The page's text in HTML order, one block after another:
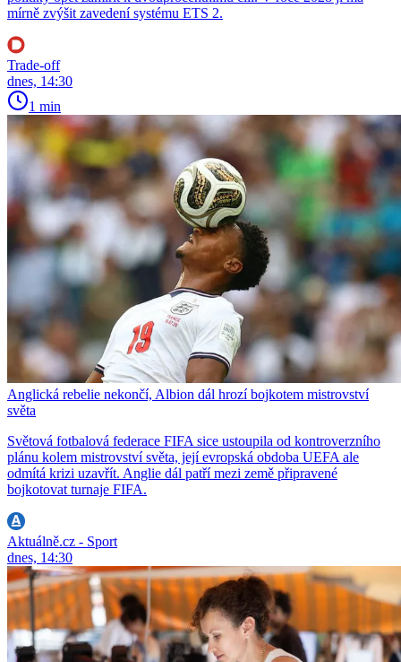
mírně zvýšit zavedení systému ETS 2.
Trade-off
dnes, 14:30
1 min
Anglická rebelie nekončí, Albion dál hrozí bojkotem mistrovství
světa
Světová fotbalová federace FIFA sice ustoupila od kontroverzního
plánu kolem mistrovství světa, její evropská obdoba UEFA ale
odmítá krizi uzavřít. Anglie dál patří mezi země připravené
bojkotovat turnaje FIFA.
Aktuálně.cz - Sport
dnes, 14:30